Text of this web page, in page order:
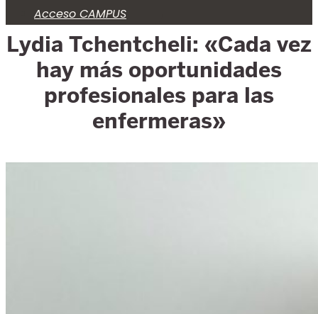
Acceso CAMPUS
Lydia Tchentcheli: «Cada vez
hay más oportunidades
profesionales para las
enfermeras»